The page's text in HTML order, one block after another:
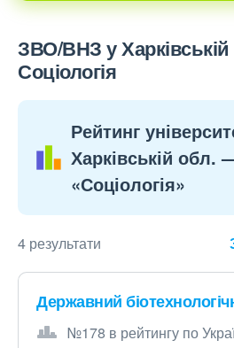
ЗВО/ВНЗ у
Соціологія
Рейтинг
Харківській обл.
«Соціологія»
4 результати
Державний
№178 в рейтингу по